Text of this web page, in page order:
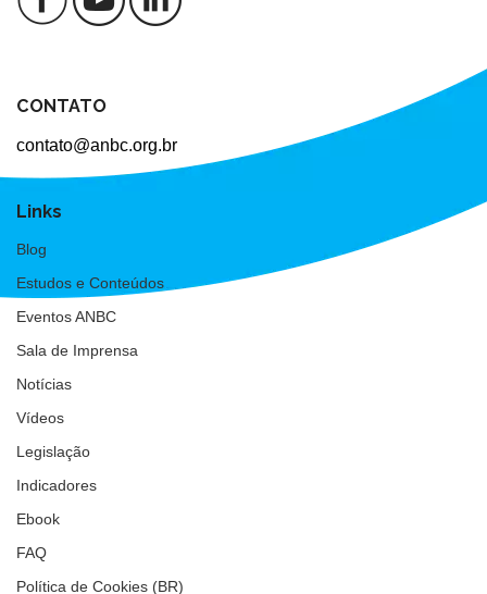
CONTATO
contato@anbc.org.br
Links
Blog
Estudos e Conteúdos
Eventos ANBC
Sala de Imprensa
Notícias
Vídeos
Legislação
Indicadores
Ebook
FAQ
Política de Cookies (BR)